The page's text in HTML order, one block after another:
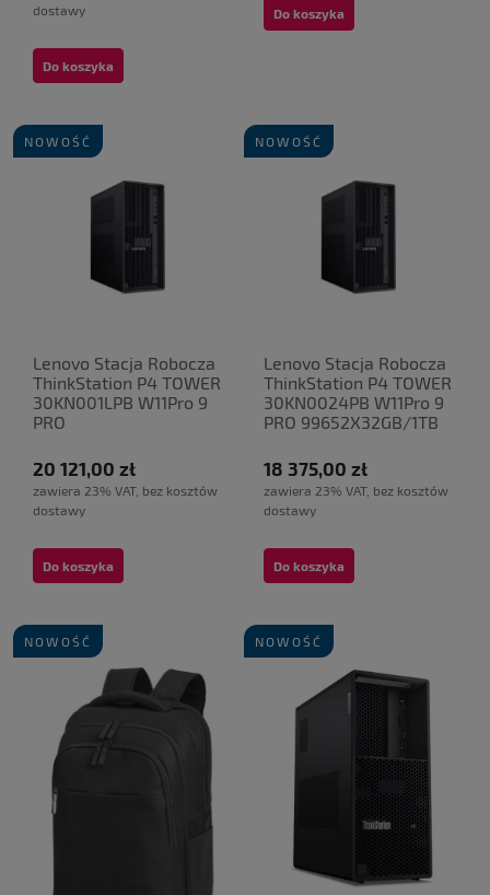
dostawy
Do koszyka
Do koszyka
Lenovo Stacja Robocza
ThinkStation P4 TOWER
30KN001LPB W11Pro 9
PRO
PRO 2000 16GB
20 121,00 zł
zawiera 23% VAT, bez kosztów
dostawy
Do koszyka
NOWOŚĆ
Lenovo Stacja Robocza
ThinkStation P4 TOWER
30KN0024PB W11Pro 9
PRO 99652X32GB/1TB
18 375,00 zł
zawiera 23% VAT, bez kosztów
dostawy
Do koszyka
NOWOŚĆ
NOWOŚĆ NOWOŚĆ